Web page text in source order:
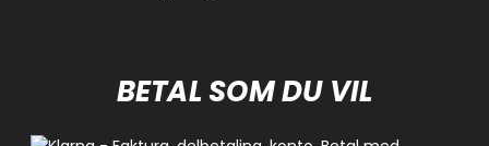
BETAL SOM DU VIL